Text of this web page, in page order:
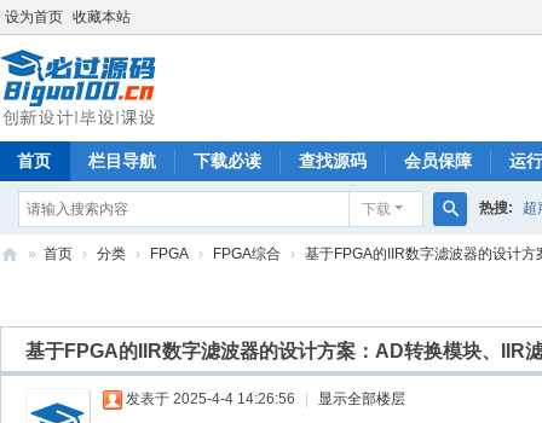
设为首页 收藏本站
首页 栏目导航 下载必读 查找源码 会员保障 运
下载
搜
热搜: 超
过
» 首页 › 分类 › FPGA › FPGA综合 › 基于FPGA的IIR数字滤波器的设计方
基于FPGA的IIR数字滤波器的设计方案：AD转换模块、IIR
发表于 2025-4-4 14:26:56 显示全部楼层